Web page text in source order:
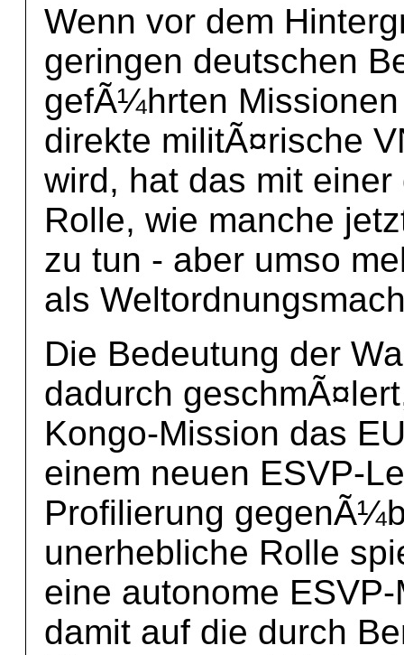
Wenn vor dem
geringen deutschen
gefÃ¼hrten
direkte militÃ¤rische
wird, hat das mit
Rolle, wie manche
zu tun - aber umso
als
Die Bedeutung der
dadurch
Kongo-Mission das
einem neuen ESVP-
Profilierung
unerhebliche Rolle
eine autonome
damit auf die durch